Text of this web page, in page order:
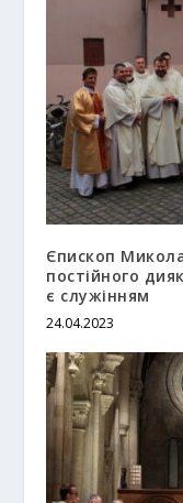
Єпископ
постійного
є служінням
24.04.2023